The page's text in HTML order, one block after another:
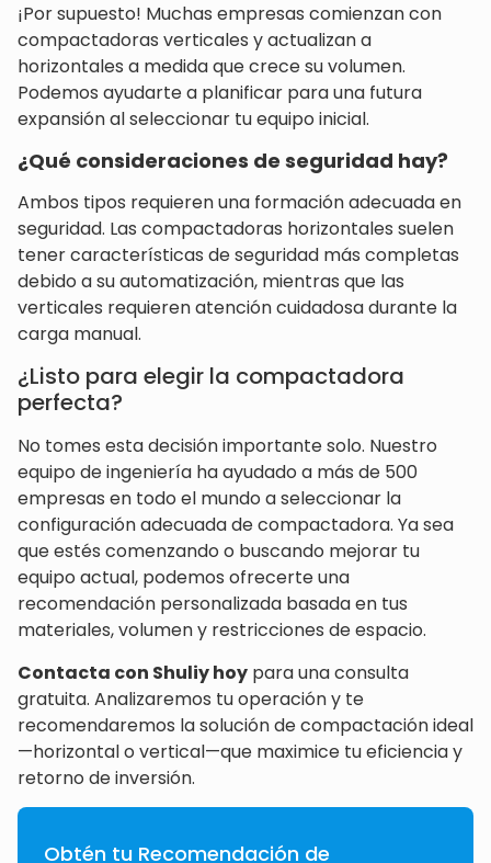
¡Por supuesto! Muchas empresas comienzan con
compactadoras verticales y actualizan a
horizontales a medida que crece su volumen.
Podemos ayudarte a planificar para una futura
expansión al seleccionar tu equipo inicial.
¿Qué consideraciones de seguridad hay?
Ambos tipos requieren una formación adecuada en
seguridad. Las compactadoras horizontales suelen
tener características de seguridad más completas
debido a su automatización, mientras que las
verticales requieren atención cuidadosa durante la
carga manual.
¿Listo para elegir la compactadora
perfecta?
No tomes esta decisión importante solo. Nuestro
equipo de ingeniería ha ayudado a más de 500
empresas en todo el mundo a seleccionar la
configuración adecuada de compactadora. Ya sea
que estés comenzando o buscando mejorar tu
equipo actual, podemos ofrecerte una
recomendación personalizada basada en tus
materiales, volumen y restricciones de espacio.
Contacta con Shuliy hoy para una consulta
gratuita. Analizaremos tu operación y te
recomendaremos la solución de compactación ideal
—horizontal o vertical—que maximice tu eficiencia y
retorno de inversión.
Obtén tu Recomendación de